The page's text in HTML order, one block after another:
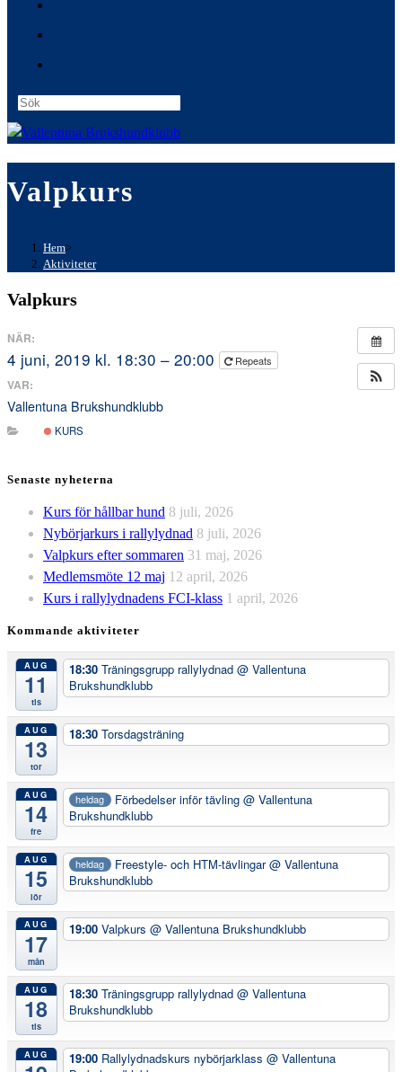
to
close
Valpkurs
Hem>
Aktiviteter
Valpkurs
NÄR:
4 juni, 2019 kl. 18:30 – 20:00 Repeats
VAR:
Vallentuna Brukshundklubb
KURS
Senaste nyheterna
Kurs för hållbar hund 8 juli, 2026
Nybörjarkurs i rallylydnad 8 juli, 2026
Valpkurs efter sommaren 31 maj, 2026
Medlemsmöte 12 maj 12 april, 2026
Kurs i rallylydnadens FCI-klass 1 april, 2026
Kommande aktiviteter
AUG
11
tis
18:30 Träningsgrupp rallylydnad @ Vallentuna
Brukshundklubb
AUG
13
tor
18:30 Torsdagsträning
AUG
14
fre
heldag Förbedelser inför tävling@ Vallentuna
Brukshundklubb
AUG
15
lör
heldag Freestyle- och HTM-tävlingar@ Vallentuna
Brukshundklubb
AUG
17
mån
19:00 Valpkurs @ Vallentuna Brukshundklubb
AUG
18
tis
18:30 Träningsgrupp rallylydnad @ Vallentuna
Brukshundklubb
AUG 19:00 Rallylydnadskurs nybörjarklass @ Vallentuna